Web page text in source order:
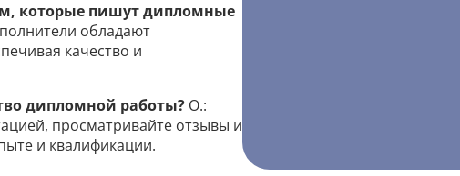
которые пишут дипломные
обладают
качество и
дипломной работы? О.:
просматривайте отзывы и
и квалификации.